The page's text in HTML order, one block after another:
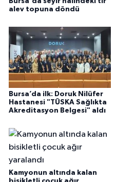
alev topuna döndü
Bursa’da ilk: Doruk Nilüfer
Hastanesi "TÜSKA Sağlıkta
Akreditasyon Belgesi" aldı
Kamyonun altında kalan